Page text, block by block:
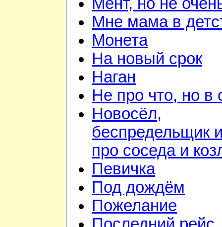
Мент, но не
Мне мама в
Монета
На новый срок
Наган
Не про что, но в
Новосёл,
беспредельщик
про соседа и
Певичка
Под дождём
Пожелание